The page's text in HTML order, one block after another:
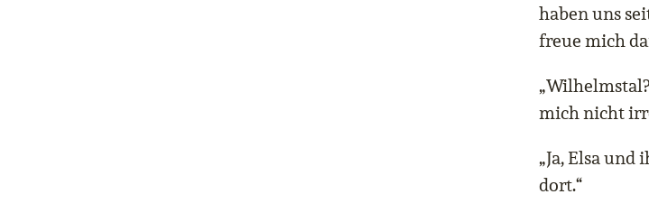
haben uns
freue mich
mich nicht
„Ja, Elsa
dort.“